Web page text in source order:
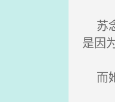
苏
是因
而